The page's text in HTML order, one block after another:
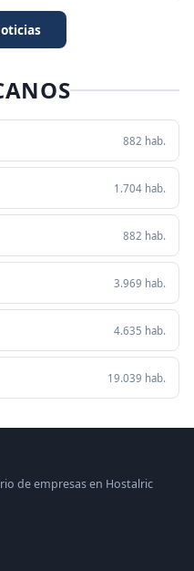
882 hab.
1.704 hab.
882 hab.
3.969 hab.
4.635 hab.
19.039 hab.
de empresas en Hostalric